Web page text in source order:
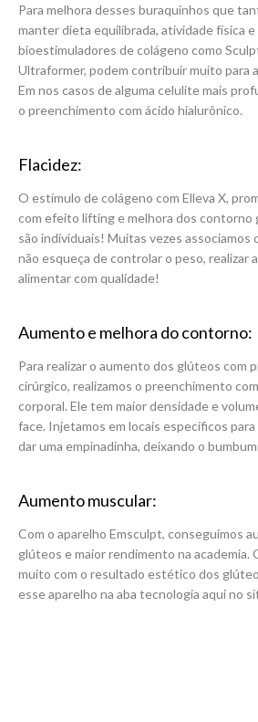
Para melhora desses buraquinhos que
manter dieta equilibrada, atividade física
bioestimuladores de colágeno como
Ultraformer, podem contribuir muito para
Em nos casos de alguma celulite mais
o preenchimento com ácido hialurônico.
Flacidez:
O estímulo de colágeno com Elleva X,
com efeito lifting e melhora dos contorno
são individuais! Muitas vezes
não esqueça de controlar o peso, realizar
alimentar com qualidade!
Aumento e melhora do contorno:
Para realizar o aumento dos glúteos com
cirúrgico, realizamos o preenchimento
corporal. Ele tem maior densidade e
face. Injetamos em locais específicos
dar uma empinadinha, deixando o
Aumento muscular:
Com o aparelho Emsculpt, conseguimos
glúteos e maior rendimento na
muito com o resultado estético dos
esse aparelho na aba tecnologia aqui no